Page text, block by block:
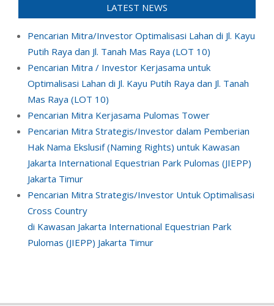
LATEST NEWS
Pencarian Mitra/Investor Optimalisasi Lahan di Jl. Kayu
Putih Raya dan Jl. Tanah Mas Raya (LOT 10)
Pencarian Mitra / Investor Kerjasama untuk
Optimalisasi Lahan di Jl. Kayu Putih Raya dan Jl. Tanah
Mas Raya (LOT 10)
Pencarian Mitra Kerjasama Pulomas Tower
Pencarian Mitra Strategis/Investor dalam Pemberian
Hak Nama Ekslusif (Naming Rights) untuk Kawasan
Jakarta International Equestrian Park Pulomas (JIEPP)
Jakarta Timur
Pencarian Mitra Strategis/Investor Untuk Optimalisasi
Cross Country
di Kawasan Jakarta International Equestrian Park
Pulomas (JIEPP) Jakarta Timur